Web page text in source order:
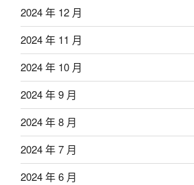
2024 年 12 月
2024 年 11 月
2024 年 10 月
2024 年 9 月
2024 年 8 月
2024 年 7 月
2024 年 6 月